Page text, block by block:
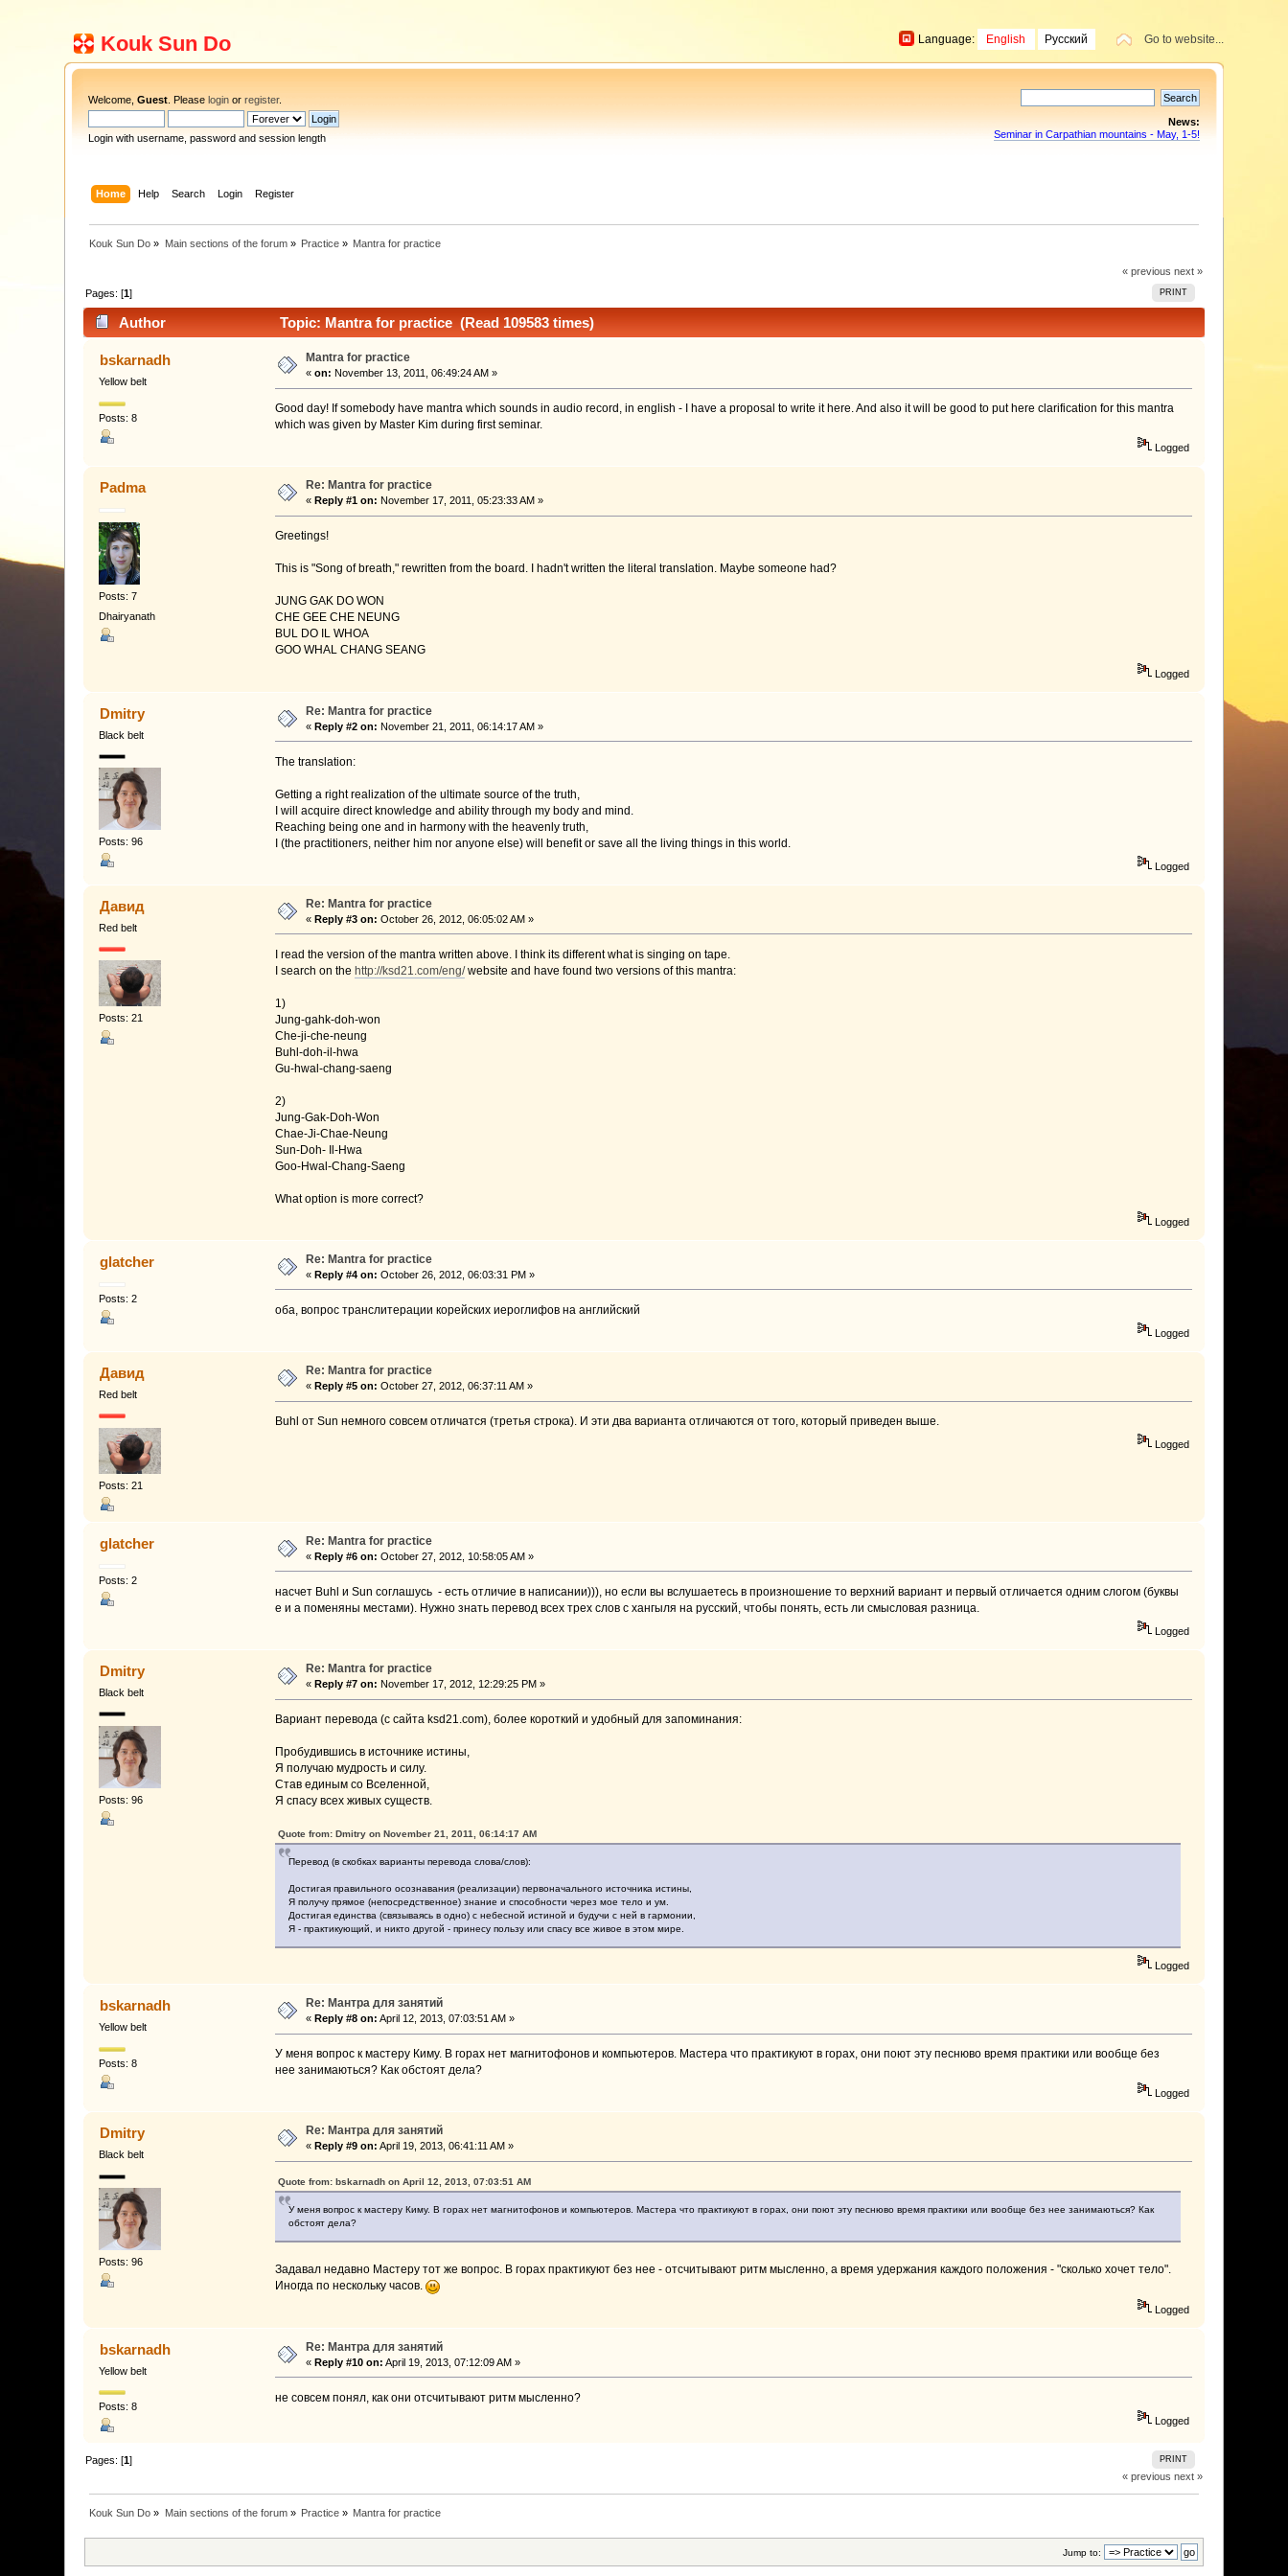
Kouk Sun Do Go to website...
Language: English Русский
Welcome,Guest . Pleaselogin orregister.
Login with username, password and session length
News:
Seminar in Carpathian mountains - May, 1-5!
Home Help Search Login Register
Kouk Sun Do » Main sections of the forum» Practice » Mantra for practice
« previous next »
PRINT
Pages: [1]
Author Topic: Mantra for practice (Read 109583 times)
bskarnadh
Yellow belt
Posts: 8
Mantra for practice
«on: November 13, 2011, 06:49:24 AM »
Good day! If somebody have mantra which sounds in audio record, in english - I have a proposal to write it here. And also it will be good to put here clarification for this mantra
which was given by Master Kim during first seminar.
Logged
Padma
Posts: 7
Dhairyanath
Re: Mantra for practice
« Reply #1 on: November 17, 2011, 05:23:33 AM »
Greetings!
This is "Song of breath," rewritten from the board. I hadn't written the literal translation. Maybe someone had?
JUNG GAK DO WON
CHE GEE CHE NEUNG
BUL DO IL WHOA
GOO WHAL CHANG SEANG
Logged
Dmitry
Black belt
Posts: 96
Re: Mantra for practice
«Reply #2 on: November 21, 2011, 06:14:17 AM »
The translation:
Getting a right realization of the ultimate source of the truth,
I will acquire direct knowledge and ability through my body and mind.
Reaching being one and in harmony with the heavenly truth,
I (the practitioners, neither him nor anyone else) will benefit or save all the living things in this world.
Logged
Давид
Red belt
Posts: 21
Re: Mantra for practice
«Reply #3 on: October 26, 2012, 06:05:02 AM »
I read the version of the mantra written above. I think its different what is singing on tape.
I search on the http://ksd21.com/eng/website and have found two versions of this mantra:
1)
Jung-gahk-doh-won
Che-ji-che-neung
Buhl-doh-il-hwa
Gu-hwal-chang-saeng
2)
Jung-Gak-Doh-Won
Chae-Ji-Chae-Neung
Sun-Doh- Il-Hwa
Goo-Hwal-Chang-Saeng
What option is more correct?
Logged
glatcher
Posts: 2
Re: Mantra for practice
«Reply #4 on: October 26, 2012, 06:03:31 PM »
оба, вопрос транслитерации корейских иероглифов на английский
Logged
Давид
Red belt
Posts: 21
Re: Mantra for practice
«Reply #5 on: October 27, 2012, 06:37:11 AM »
Buhl от Sun немного совсем отличатся (третья строка). И эти два варианта отличаются от того, который приведен выше.
Logged
glatcher
Posts: 2
Re: Mantra for practice
«Reply #6 on: October 27, 2012, 10:58:05 AM »
насчет Buhl и Sun соглашусь - есть отличие в написании))), но если вы вслушаетесь в произношение то верхний вариант и первый отличается одним слогом (буквы
e и а поменяны местами). Нужно знать перевод всех трех слов с хангыля на русский, чтобы понять, есть ли смысловая разница.
Logged
Dmitry
Black belt
Posts: 96
Re: Mantra for practice
«Reply #7 on: November 17, 2012, 12:29:25 PM »
Вариант перевода (с сайта ksd21.com), более короткий и удобный для запоминания:
Пробудившись в источнике истины,
Я получаю мудрость и силу.
Став единым со Вселенной,
Я спасу всех живых существ.
Quote from: Dmitry on November 21, 2011, 06:14:17 AM
Перевод (в скобках варианты перевода слова/слов):
Достигая правильного осознавания (реализации) первоначального источника истины,
Я получу прямое (непосредственное) знание и способности через мое тело и ум.
Достигая единства (связываясь в одно) с небесной истиной и будучи с ней в гармонии,
Я - практикующий, и никто другой - принесу пользу или спасу все живое в этом мире.
Logged
bskarnadh
Yellow belt
Posts: 8
Re: Мантра для занятий
« Reply #8 on: April 12, 2013, 07:03:51 AM »
У меня вопрос к мастеру Киму. В горах нет магнитофонов и компьютеров. Мастера что практикуют в горах, они поют эту песнюво время практики или вообще без
нее занимаються? Как обстоят дела?
Logged
Dmitry
Black belt
Posts: 96
Re: Мантра для занятий
« Reply #9 on: April 19, 2013, 06:41:11 AM »
Quote from: bskarnadh on April 12, 2013, 07:03:51 AM
У меня вопрос к мастеру Киму. В горах нет магнитофонов и компьютеров. Мастера что практикуют в горах, они поют эту песнюво время практики или вообще без нее занимаються? Как
обстоят дела?
Задавал недавно Мастеру тот же вопрос. В горах практикуют без нее - отсчитывают ритм мысленно, а время удержания каждого положения - "сколько хочет тело".
Иногда по нескольку часов.
Logged
bskarnadh
Yellow belt
Posts: 8
Re: Мантра для занятий
«Reply #10 on: April 19, 2013, 07:12:09 AM »
не совсем понял, как они отсчитывают ритм мысленно?
Logged
PRINT
Pages: [1]
« previous next »
Kouk Sun Do » Main sections of the forum» Practice » Mantra for practice
Jump to: